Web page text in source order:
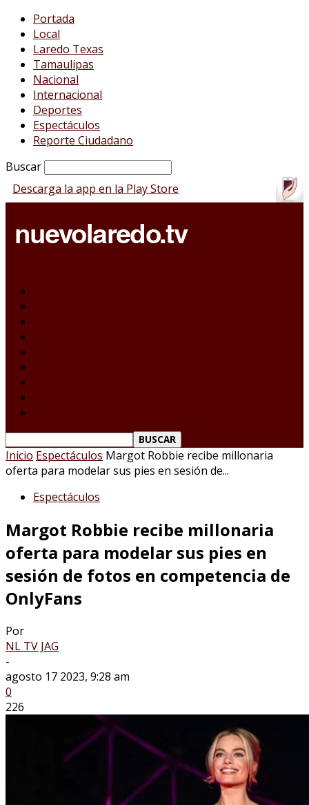
Portada
Local
Laredo Texas
Tamaulipas
Nacional
Internacional
Deportes
Espectáculos
Reporte Ciudadano
Buscar
Descarga la app en la Play Store
Inicio Espectáculos Margot Robbie recibe millonaria
oferta para modelar sus pies en sesión de...
Espectáculos
Margot Robbie recibe millonaria
oferta para modelar sus pies en
sesión de fotos en competencia de
OnlyFans
Por
NL TV JAG
-
agosto 17 2023, 9:28 am
0
226